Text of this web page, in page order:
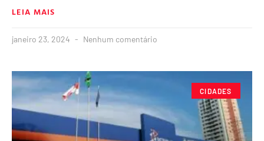
LEIA MAIS
janeiro 23, 2024 Nenhum comentário
CIDADES